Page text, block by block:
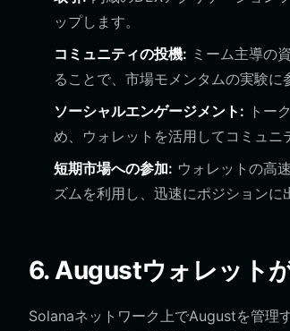
ップします。
コミュニティの投機: ミーム主導の
ることで、市場モメンタムの実験に
ソーシャルエンゲージメント: トー
め、ウォレットを活用してコミュニ
短期市場への参加: ウォレットの高
ズムを利用し、迅速にポジションに
6. Augustウォレット
Solanaネットワーク上でAugustを管理